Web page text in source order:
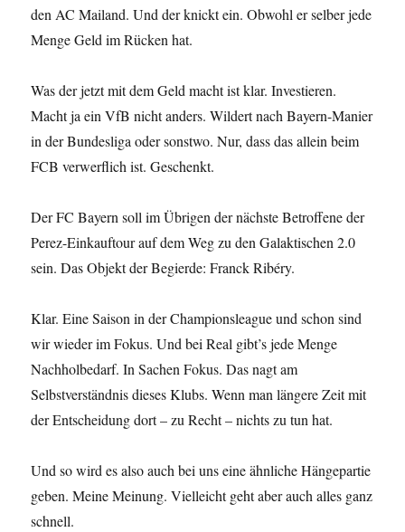
den AC Mailand. Und der knickt ein. Obwohl er selber jede
Menge Geld im Rücken hat.
Was der jetzt mit dem Geld macht ist klar. Investieren.
Macht ja ein VfB nicht anders. Wildert nach Bayern-Manier
in der Bundesliga oder sonstwo. Nur, dass das allein beim
FCB verwerflich ist. Geschenkt.
Der FC Bayern soll im Übrigen der nächste Betroffene der
Perez-Einkauftour auf dem Weg zu den Galaktischen 2.0
sein. Das Objekt der Begierde: Franck Ribéry.
Klar. Eine Saison in der Championsleague und schon sind
wir wieder im Fokus. Und bei Real gibt’s jede Menge
Nachholbedarf. In Sachen Fokus. Das nagt am
Selbstverständnis dieses Klubs. Wenn man längere Zeit mit
der Entscheidung dort – zu Recht – nichts zu tun hat.
Und so wird es also auch bei uns eine ähnliche Hängepartie
geben. Meine Meinung. Vielleicht geht aber auch alles ganz
schnell.